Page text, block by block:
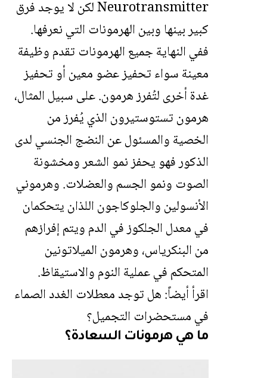
Neurotransmitter لكن لا يوجد فرق
كبير بينها وبين الهرمونات التي نعرفها.
ففي النهاية جميع الهرمونات تقدم وظيفة
معينة سواء تحفيز عضو معين أو تحفيز
غدة أخرى لتُفرز هرمون. على سبيل المثال،
هرمون تستوستيرون الذي يُفرز من
الخصية والمسئول عن النضج الجنسي لدى
الذكور فهو يحفز نمو الشعر ومخشونة
الصوت ونمو الجسم والعضلات. وهرموني
الأنسولين والجلوكاجون اللذان يتحكمان
في معدل الجلكوز في الدم ويتم إفرازهم
من البنكرياس، وهرمون الميلاتونين
المتحكم في عملية النوم والاستيقاظ.
اقرأ أيضاً:هل توجد معطلات الغدد الصماء
في مستحضرات التجميل؟
ما هي هرمونات السعادة؟